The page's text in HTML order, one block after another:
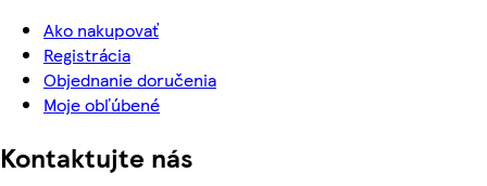
Ako nakupovať
Registrácia
Objednanie doručenia
Moje obľúbené
Kontaktujte nás